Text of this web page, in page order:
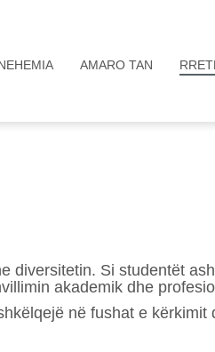
AMARO TAN
diversitetin. Si studentët
akademik dhe
në fushat e kërkimit